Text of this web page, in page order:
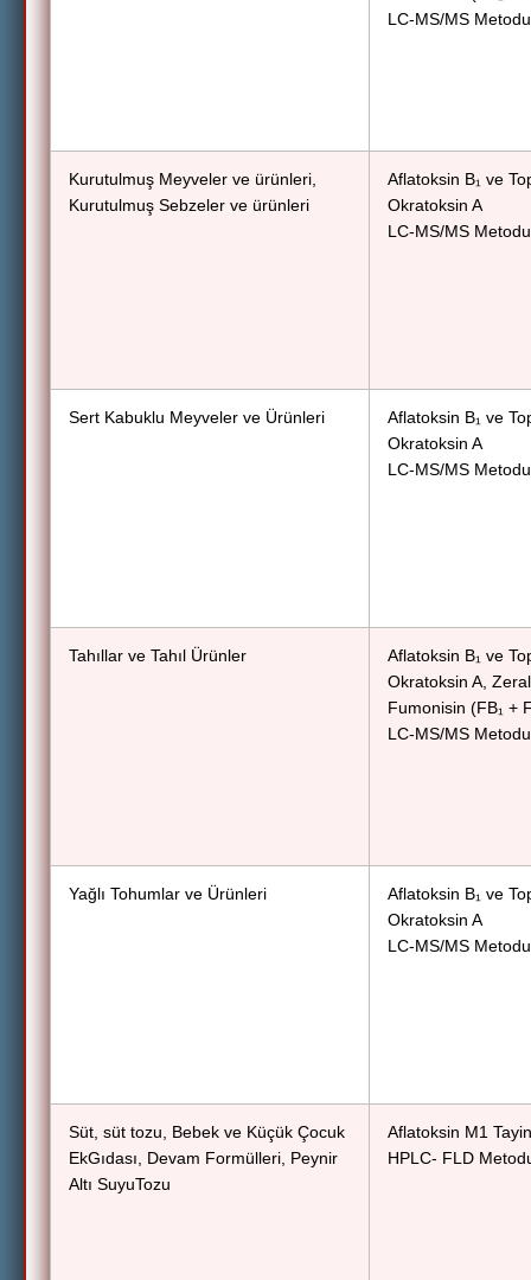
LC-MS/MS Metodu
Kurutulmuş Meyveler ve ürünleri,
Kurutulmuş Sebzeler ve ürünleri
Aflatoksin B₁ ve
Okratoksin A
LC-MS/MS Metodu
Sert Kabuklu Meyveler ve Ürünleri
Aflatoksin B₁ ve
Okratoksin A
LC-MS/MS Metodu
Tahıllar ve Tahıl Ürünler
Aflatoksin B₁ ve
Okratoksin A,
Fumonisin (FB₁ +
LC-MS/MS Metodu
Yağlı Tohumlar ve Ürünleri
Aflatoksin B₁ ve
Okratoksin A
LC-MS/MS Metodu
Süt, süt tozu, Bebek ve Küçük Çocuk
EkGıdası, Devam Formülleri, Peynir
Altı SuyuTozu
Aflatoksin M1
HPLC- FLD